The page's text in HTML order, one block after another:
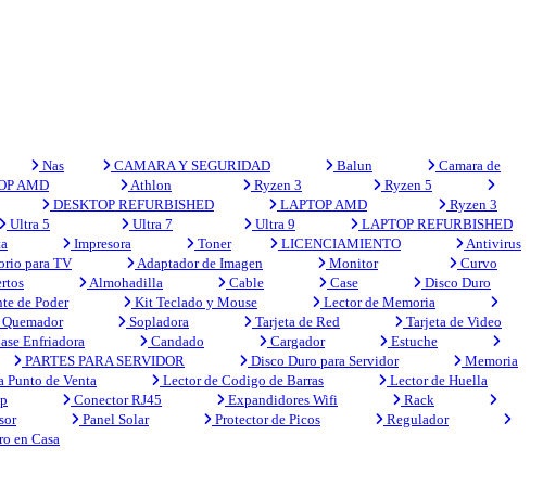
Nas CAMARA Y SEGURIDAD Balun
Camara de
AMD Athlon Ryzen 3
Ryzen 5
DESKTOP REFURBISHED LAPTOP AMD
Ryzen 3
Ultra 5 Ultra 7 Ultra 9
LAPTOP REFURBISHED
Impresora Toner LICENCIAMIENTO
Antivirus
para TV Adaptador de Imagen Monitor
Curvo
Almohadilla Cable Case
Disco Duro
de Poder Kit Teclado y Mouse
Lector de Memoria
Quemador Sopladora Tarjeta de Red
Tarjeta de Video
Enfriadora Candado Cargador
Estuche
PARTES PARA SERVIDOR Disco Duro para Servidor
Memoria
Punto de Venta Lector de Codigo de Barras
Lector de Huella
Conector RJ45 Expandidores Wifi
Rack
Panel Solar Protector de Picos
Regulador
en Casa